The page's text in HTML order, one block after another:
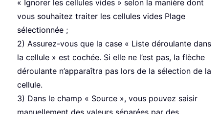
« Ignorer les cellules vides » selon la manière dont
vous souhaitez traiter les cellules vides Plage
sélectionnée ;
2) Assurez-vous que la case « Liste déroulante dans
la cellule » est cochée. Si elle ne l’est pas, la flèche
déroulante n’apparaîtra pas lors de la sélection de la
cellule.
3) Dans le champ « Source », vous pouvez saisir
manuellement des valeurs séparées par des